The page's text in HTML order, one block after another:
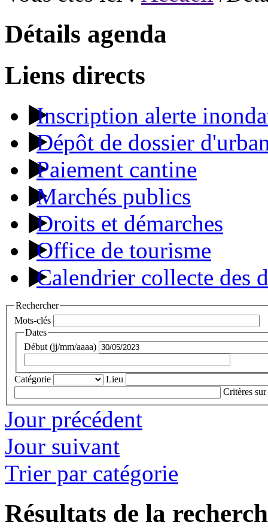
Détails agenda
Liens directs
Inscription alerte
Dépôt de dossier
Paiement cantine
Marchés publics
Droits et démarches
Office de tourisme
Calendrier collecte des
Rechercher
Mots-clés
Dates
Début (jj/mm/aaaa)
Catégorie
Lieu
Critères sur
Jour précédent
Jour suivant
Trier par catégorie
Résultats de la